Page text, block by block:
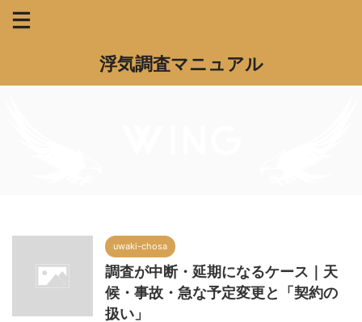
浮気調査マニュアル
uwaki-chosa
調査が中断・延期になるケース｜天
候・事故・急な予定変更と「契約の
扱い」